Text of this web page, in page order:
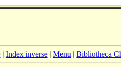
| Index inverse | Menu | Bibliotheca